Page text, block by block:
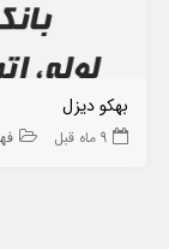
بهکو دیزل
9 ماه قبل